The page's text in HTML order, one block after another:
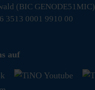
(BIC GENODE51MIC)
3513 0001 9910 00
auf